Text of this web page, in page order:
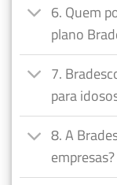
6. Quem
plano
7.
para
8. A
empresas?